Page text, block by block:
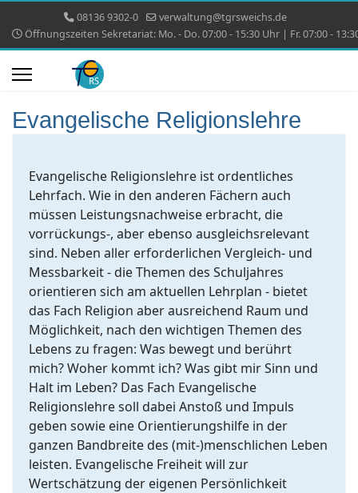
08136 9302-0
verwaltung@tgrsweichs.de
Öffnungszeiten Sekretariat: Mo. - Do. 07:00 - 15:30 Uhr | Fr. 07:00 -
Evangelische Religionslehre
Evangelische Religionslehre ist ordentliches
Lehrfach. Wie in den anderen Fächern auch
müssen Leistungsnachweise erbracht, die
vorrückungs-, aber ebenso ausgleichsrelevant
sind. Neben aller erforderlichen Vergleich- und
Messbarkeit - die Themen des Schuljahres
orientieren sich am aktuellen Lehrplan - bietet
das Fach Religion aber ausreichend Raum und
Möglichkeit, nach den wichtigen Themen des
Lebens zu fragen: Was bewegt und berührt
mich? Woher kommt ich? Was gibt mir Sinn und
Halt im Leben? Das Fach Evangelische
Religionslehre soll dabei Anstoß und Impuls
geben sowie eine Orientierungshilfe in der
ganzen Bandbreite des (mit-)menschlichen Leben
leisten. Evangelische Freiheit will zur
Wertschätzung der eigenen Persönlichkeit